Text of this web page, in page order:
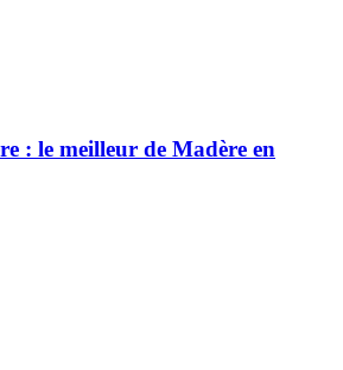
: le meilleur de Madère en